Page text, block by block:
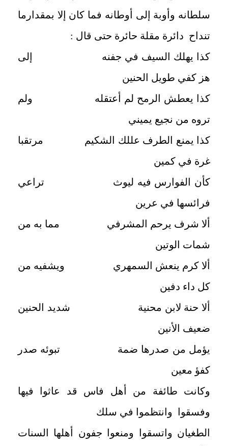
سلطانه وأوبة إلى أوطانه فما كان إلا بمقدارما
تنداح دائرة مقلة حائرة حتى قال :
كذا يهلك السيف في جفنه إلى
هز كفي طويل الحنين
كذا يعطش الرمح لم أعتقله ولم
تروه من نجيع يميني
كذا يمنع الطرف عللك الشكيم مرتقبا
غرة في كمين
كأن الفوارس فيه ليوث تراعي
فرائسها في عرين
ألا شرف يرحم المشرفي مما به من
شمات الوتين
ألا كرم ينعش السمهري ويشفيه من
كل داء دفين
ألا حنة لابن محنية شديد الحنين
ضعيف الأنين
يؤمل من صدرها ضمة تبوئه صدر
كفؤ معين
وكانت طائفة من أهل فاس قد عاثوا فيها
وفسقوا وانتظموا في سلك
الطغيان واتسقوا ومنعوا جفون أهلها السنات